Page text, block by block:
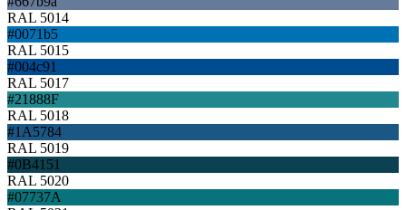
RAL 5014
#0071b5
RAL 5015
#004c91
RAL 5017
#21888F
RAL 5018
#1A5784
RAL 5019
#0B4151
RAL 5020
#07737A